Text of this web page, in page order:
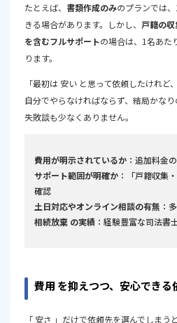
たとえば、 書類作成のみのプランでは
きる場合があります。しかし、 戸籍の
を含むフルサポートの場合は、1名あた
ります。
「最初は 安い と思って依頼したけれ
自分でやらなければならず、結局かな
失敗談も少なくありません。
費用が明示されているか ：追加料金
サポート範囲が明確か ：「戸籍収集
確認
土日対応やオンライン相談の有無 ：
相続放棄 の実績 ：経験豊富な司法書
費用 を抑えつつ、安心できる
「 安さ 」だけで依頼先を選んでしま